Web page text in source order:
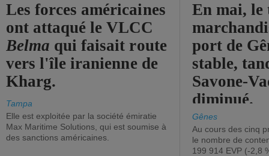
Les forces américaines
ont attaqué le VLCC
Belma qui faisait route
vers l'île iranienne de
Kharg.
Tampa
Elle est exploitée par la société émiratie
Max Maritime Solutions, qui est soumise à
des sanctions américaines.
En mai, le
port de
stable,
Savone-
diminué.
Gênes
Au cours des cinq
le nombre de
199 914 EVP (-2,8